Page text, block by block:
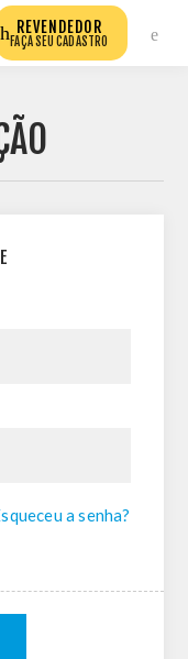
REVENDEDOR
FAÇA SEU CADASTRO
a senha?